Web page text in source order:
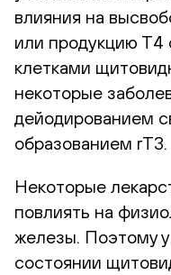
влияния на
или продукцию
клетками
некоторые
дейодированием
образованием rT3.
Некоторые
повлиять на
железы. Поэтому
состоянии